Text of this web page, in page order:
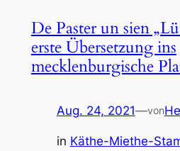
De Paster un sien
erste Übersetzung ins
mecklenburgische
Aug. 24, 2021—von
in Käthe-Miethe-